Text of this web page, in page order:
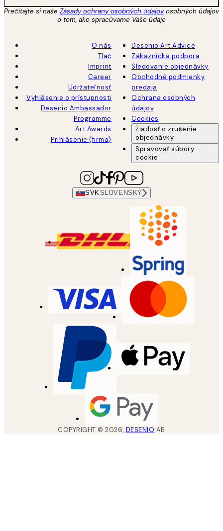
Prečítajte si naše Zásady ochrany osobných údajovosobných údajov
o tom, ako spracúvame Vaše údaje
O nás
Tlač
Imprint
Career
Udržateľnosť
Vyhlásenie o prístupnosti
Desenio Ambassador
Programme
Art Awards
Prihlásenie (firma)
Desenio Art Advice
Zákaznícka podpora
Sledovanie objednávky
Obchodné podmienky
predaja
Ochrana osobných
údajov
Cookies
Žiadosť o zrušenie
objednávky
Spravovať súbory
cookie
SVKSLOVENSKÝ
COPYRIGHT ©2026, DESENIO AB